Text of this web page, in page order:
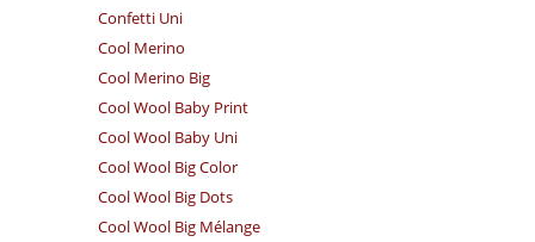
Confetti Uni
Cool Merino
Cool Merino Big
Cool Wool Baby Print
Cool Wool Baby Uni
Cool Wool Big Color
Cool Wool Big Dots
Cool Wool Big Mélange